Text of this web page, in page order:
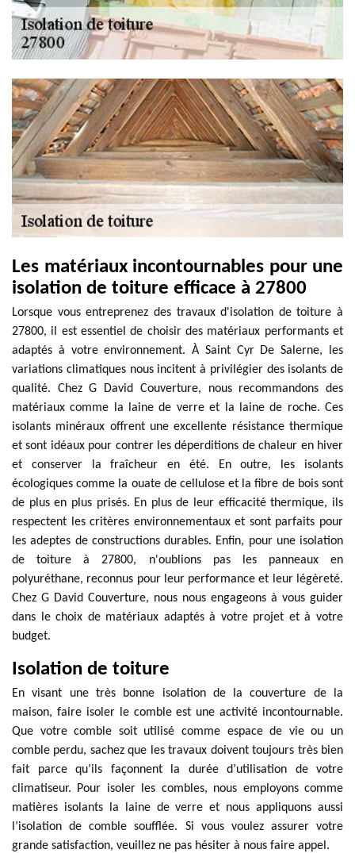
Les matériaux incontournables pour une
isolation de toiture efficace à 27800
Lorsque vous entreprenez des travaux d'isolation de toiture à
27800, il est essentiel de choisir des matériaux performants et
adaptés à votre environnement. À Saint Cyr De Salerne, les
variations climatiques nous incitent à privilégier des isolants de
qualité. Chez G David Couverture, nous recommandons des
matériaux comme la laine de verre et la laine de roche. Ces
isolants minéraux offrent une excellente résistance thermique
et sont idéaux pour contrer les déperditions de chaleur en hiver
et conserver la fraîcheur en été. En outre, les isolants
écologiques comme la ouate de cellulose et la fibre de bois sont
de plus en plus prisés. En plus de leur efficacité thermique, ils
respectent les critères environnementaux et sont parfaits pour
les adeptes de constructions durables. Enfin, pour une isolation
de toiture à 27800, n'oublions pas les panneaux en
polyuréthane, reconnus pour leur performance et leur légèreté.
Chez G David Couverture, nous nous engageons à vous guider
dans le choix de matériaux adaptés à votre projet et à votre
budget.
Isolation de toiture
En visant une très bonne isolation de la couverture de la
maison, faire isoler le comble est une activité incontournable.
Que votre comble soit utilisé comme espace de vie ou un
comble perdu, sachez que les travaux doivent toujours très bien
fait parce qu’ils façonnent la durée d’utilisation de votre
climatiseur. Pour isoler les combles, nous employons comme
matières isolants la laine de verre et nous appliquons aussi
l’isolation de comble soufflée. Si vous voulez assurer votre
grande satisfaction, veuillez ne pas hésiter à nous faire appel.